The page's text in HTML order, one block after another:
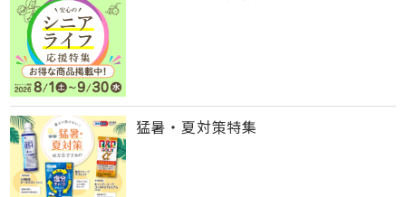
猛暑・夏対策特集